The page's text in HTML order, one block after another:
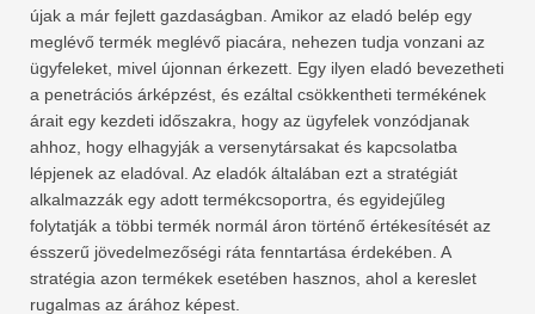
újak a már fejlett gazdaságban. Amikor az eladó belép egy
meglévő termék meglévő piacára, nehezen tudja vonzani az
ügyfeleket, mivel újonnan érkezett. Egy ilyen eladó bevezetheti
a penetrációs árképzést, és ezáltal csökkentheti termékének
árait egy kezdeti időszakra, hogy az ügyfelek vonzódjanak
ahhoz, hogy elhagyják a versenytársakat és kapcsolatba
lépjenek az eladóval. Az eladók általában ezt a stratégiát
alkalmazzák egy adott termékcsoportra, és egyidejűleg
folytatják a többi termék normál áron történő értékesítését az
ésszerű jövedelmezőségi ráta fenntartása érdekében. A
stratégia azon termékek esetében hasznos, ahol a kereslet
rugalmas az árához képest.